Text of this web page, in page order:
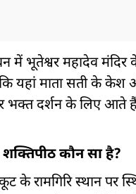
में भूतेश्वर महादेव
कि यहां माता सती के
भक्त दर्शन के लिए आते
शक्तिपीठ कौन सा है?
के रामगिरि स्थान पर